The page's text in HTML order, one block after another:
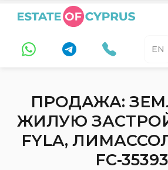
EN
ПРОДАЖА:
ЖИЛУЮ
FYLA,
FC-35393